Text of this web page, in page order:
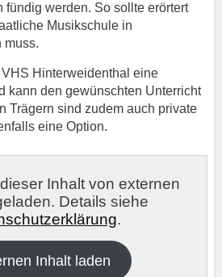
fündig werden. So sollte erörtert
Musikschule in
muss.
Hinterweidenthal eine
kann den gewünschten Unterricht
Trägern sind zudem auch private
eine Option.
Inhalt von externen
Details siehe
.
Inhalt laden